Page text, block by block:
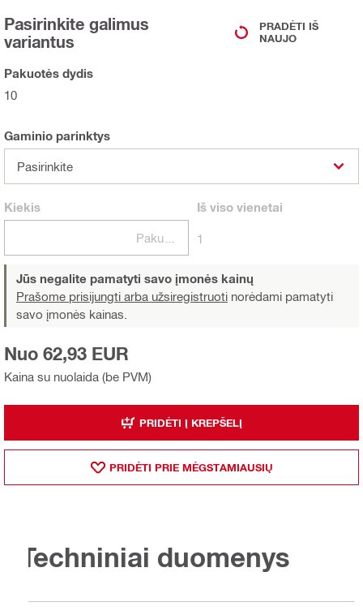
Pasirinkite galimus
variantus
PRADĖTI IŠ
NAUJO
Pakuotės dydis
10
Gaminio parinktys
Pasirinkite
Kiekis
Pakuotės
Iš visovienetai
1
Jūs negalite pamatyti savo įmonės kainų
Prašome prisijungti arba užsiregistruoti norėdami pamatyti
savo įmonės kainas.
Kaina su nuolaida (be PVM)
Nuo 62,93 EUR
PRIDĖTI Į KREPŠELĮ
PRIDĖTI PRIE MĖGSTAMIAUSIŲ
Techniniai duomenys